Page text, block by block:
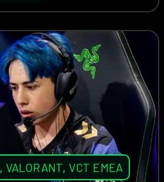
, VALORANT, VCT EMEA